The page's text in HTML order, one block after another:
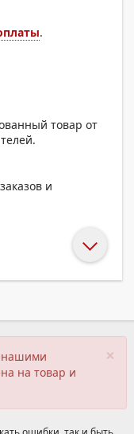
.
товар от
и
×
нашими
на товар и